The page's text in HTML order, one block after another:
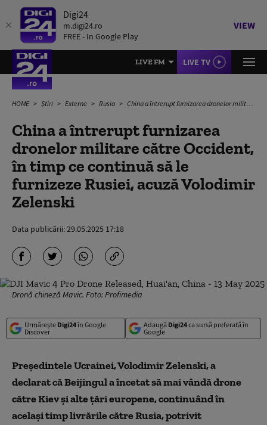
Digi24
m.digi24.ro
FREE - In Google Play
VIEW
LIVE FM LIVE TV
HOME Știri Externe Rusia China a întrerupt furnizarea dronelor militare către Occident, în timp ce continuă să le furnizeze Rusiei, acuză Volodimir Zelenski
China a întrerupt furnizarea
dronelor militare către Occident,
în timp ce continuă să le
furnizeze Rusiei, acuză Volodimir
Zelenski
Data publicării:29.05.2025 17:18
Dronă chineză Mavic. Foto: Profimedia
Urmărește Digi24în Google
Discover
Adaugă Digi24ca sursă preferată în
Google
Președintele Ucrainei, Volodimir Zelenski, a
declarat căBeijingula încetat să mai vândă drone
către Kiev și alte țări europene, continuând în
același timp livrările către Rusia,potrivit